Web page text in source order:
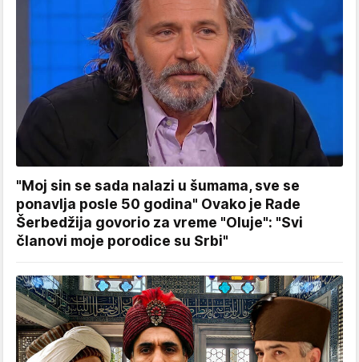
"Moj sin se sada nalazi u šumama, sve se
ponavlja posle 50 godina" Ovako je Rade
Šerbedžija govorio za vreme "Oluje": "Svi
članovi moje porodice su Srbi"